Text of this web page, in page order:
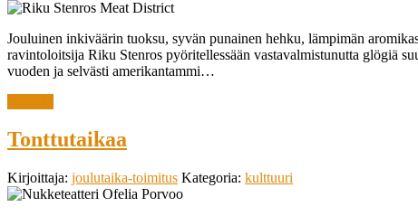
Jouluinen inkiväärin tuoksu, syvän punainen hehku, lämpimän
ravintoloitsija Riku Stenros pyöritellessään vastavalmistunutta glögiä
vuoden ja selvästi amerikantammi…
Tonttutaikaa
Kirjoittaja: joulutaika-toimitus Kategoria: kulttuuri